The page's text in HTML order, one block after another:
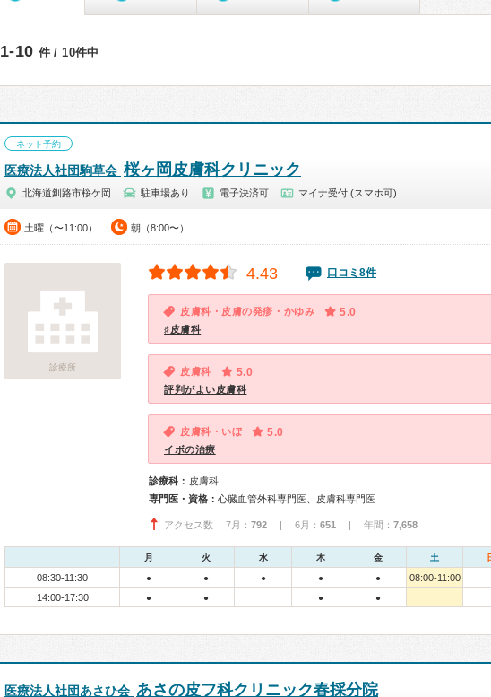
1-10 件 / 10件中
ネット予約
医療法人社団駒草会 桜ヶ岡皮膚科クリニック
北海道釧路市桜ケ岡 駐車場あり 電子決済可 マイナ受付 (スマホ可)
土曜（〜11:00） 朝（8:00〜）
診療所
4.43 口コミ8件
皮膚科・皮膚の発疹・かゆみ 5.0
♯皮膚科
皮膚科 5.0
評判がよい皮膚科
皮膚科・いぼ 5.0
イボの治療
診療科： 皮膚科
専門医・資格： 心臓血管外科専門医、皮膚科専門医
アクセス数 7月： 792 | 6月： 651 | 年間： 7,658
月 火 水 木 金 土
08:30-11:30 ● ● ● ● ●
08:00-11:00
14:00-17:30
● ● ● ●
医療法人社団あさひ会 あさの皮フ科クリニック春採分院